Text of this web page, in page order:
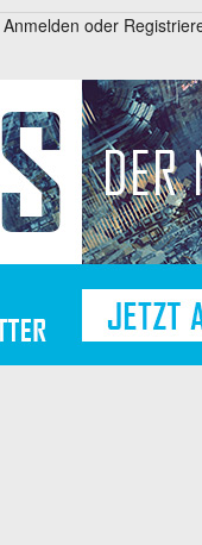
Anmelden oder